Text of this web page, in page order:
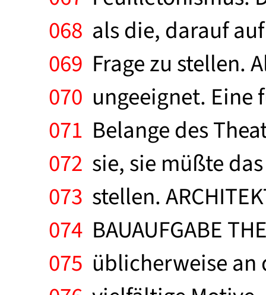
068 als die, darauf
069 Frage zu stellen.
070 ungeeignet.
071 Belange des
072 sie, sie müßte
073 stellen.
074 BAUAUFGABE
075 üblicherweise an